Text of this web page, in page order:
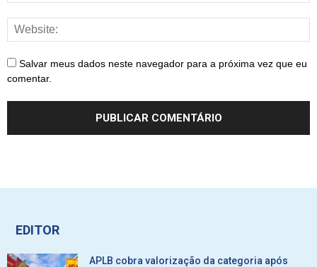
Salvar meus dados neste navegador para a próxima vez que eu
comentar.
EDITOR
APLB cobra valorização da categoria após